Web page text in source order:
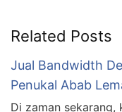
Related Posts
Jual Bandwidth
Penukal Abab
Di zaman sekarang,